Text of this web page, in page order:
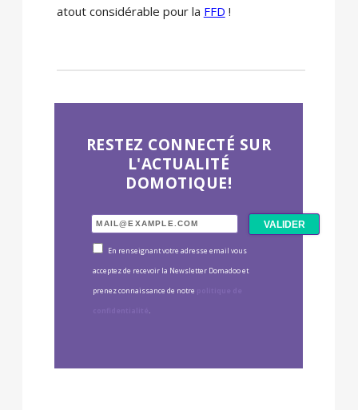
atout considérable pour la FFD !
RESTEZ CONNECTÉ SUR
L'ACTUALITÉ
DOMOTIQUE!
En renseignant votre adresse email vous
acceptez de recevoir la Newsletter Domadoo et
prenez connaissance de notre
.